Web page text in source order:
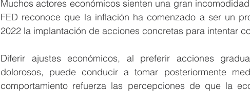
Muchos actores económicos sienten una gran
FED reconoce que la inflación ha comenzado a ser un
2022 la implantación de acciones concretas para intentar
Diferir ajustes económicos, al preferir acciones
dolorosos, puede conducir a tomar posteriormente
comportamiento refuerza las percepciones de que la